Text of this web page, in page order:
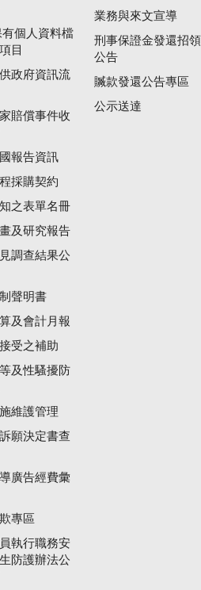
有個人資料檔
目
政府資訊流
賠償事件收
報告資訊
採購契約
之表單名冊
及研究報告
調查結果公
聲明書
及會計月報
受之補助
及性騷擾防
維護管理
願決定書查
廣告經費彙
專區
執行職務安
防護辦法公
業務與來文宣導
刑事保證金發還招領
公告
贓款發還公告專區
公示送達